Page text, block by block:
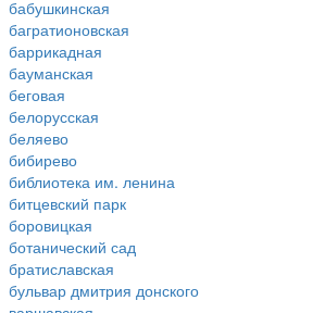
бабушкинская
багратионовская
баррикадная
бауманская
беговая
белорусская
беляево
бибирево
библиотека им. ленина
битцевский парк
боровицкая
ботанический сад
братиславская
бульвар дмитрия донского